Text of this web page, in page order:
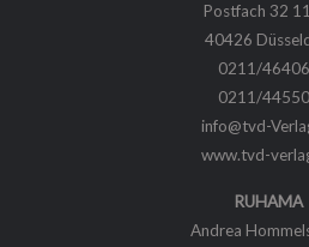
Postfach 32
40426
0211/
0211/
info@tvd-
www.tvd-
RUHAMA
Andrea